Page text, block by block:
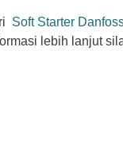
Soft Starter
lebih lanjut